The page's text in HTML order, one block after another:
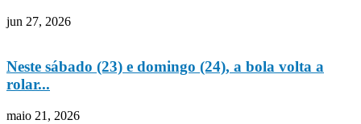
jun 27, 2026
Neste sábado (23) e domingo (24), a bola volta a
rolar...
maio 21, 2026